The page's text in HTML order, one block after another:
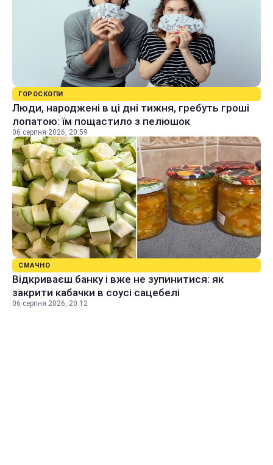
ГОРОСКОПИ
Люди, народжені в ці дні тижня, гребуть гроші
лопатою: їм пощастило з пелюшок
06 серпня 2026, 20:59
СМАЧНО
Відкриваєш банку і вже не зупинитися: як
закрити кабачки в соусі сацебелі
06 серпня 2026, 20:12